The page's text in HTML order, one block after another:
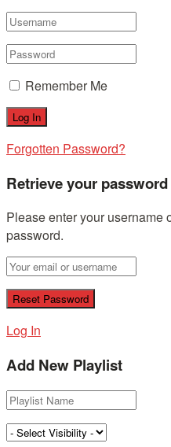
Remember Me
Forgotten Password?
Retrieve your password
Please enter your username
password.
Log In
Add New Playlist